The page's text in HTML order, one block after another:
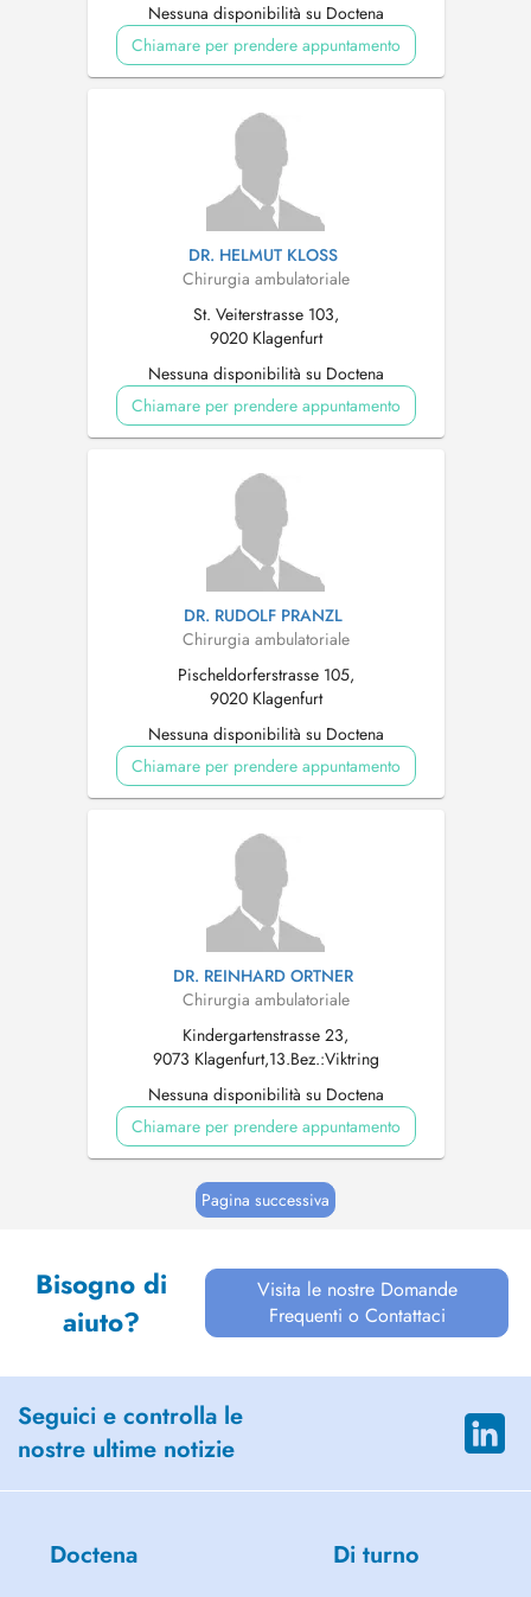
Nessuna disponibilità su Doctena
Chiamare per prendere appuntamento
DR. HELMUT KLOSS
Chirurgia ambulatoriale
St. Veiterstrasse 103,
9020 Klagenfurt
Nessuna disponibilità su Doctena
Chiamare per prendere appuntamento
DR. RUDOLF PRANZL
Chirurgia ambulatoriale
Pischeldorferstrasse 105,
9020 Klagenfurt
Nessuna disponibilità su Doctena
Chiamare per prendere appuntamento
DR. REINHARD ORTNER
Chirurgia ambulatoriale
Kindergartenstrasse 23,
9073 Klagenfurt,13.Bez.:Viktring
Nessuna disponibilità su Doctena
Chiamare per prendere appuntamento
Pagina successiva
Bisogno di
aiuto?
Visita le nostre Domande
Frequenti o Contattaci
Seguici e controlla le
nostre ultime notizie
Doctena Di turno